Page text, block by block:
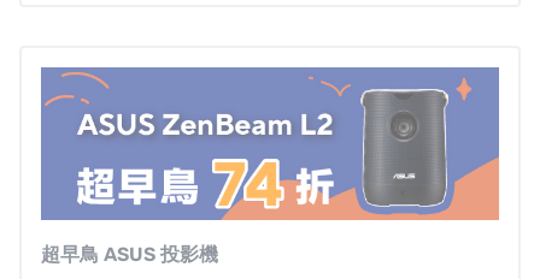
內建65Wh 電池享受最高 3.5 小時的播放時間，無論在戶
外還是室內都能輕鬆使用！
選用Harman Kardon® 10W音響內建，音量大、音效逼
真，環繞響亮不失真，滿足細膩聽感。
超早鳥 ASUS 投影機